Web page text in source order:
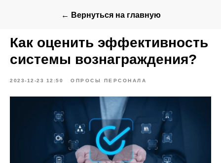
← Вернуться на главную
Как оценить эффективность
системы вознаграждения?
2023-12-23 12:50 ОПРОСЫ ПЕРСОНАЛА